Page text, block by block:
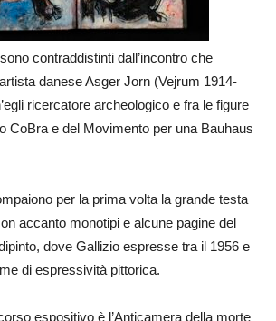
contraddistinti dall’incontro che
danese Asger Jorn (Vejrum 1914-
ricercatore archeologico e fra le figure
CoBra e del Movimento per una Bauhaus
per la prima volta la grande testa
accanto monotipi e alcune pagine del
dove Gallizio espresse tra il 1956 e
di espressività pittorica.
espositivo è l’Anticamera della morte